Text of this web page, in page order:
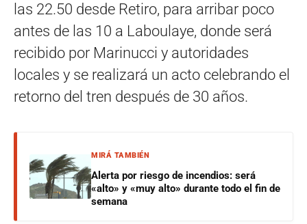
las 22.50 desde Retiro, para arribar poco
antes de las 10 a Laboulaye, donde será
recibido por Marinucci y autoridades
locales y se realizará un acto celebrando el
retorno del tren después de 30 años.
MIRÁ TAMBIÉN
Alerta por riesgo de incendios: será
«alto» y «muy alto» durante todo el fin de
semana